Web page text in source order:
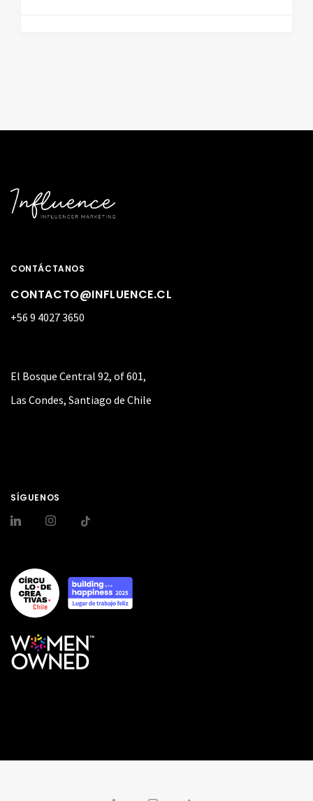
CONTÁCTANOS
CONTACTO@INFLUENCE.CL
+56 9 4027 3650
El Bosque Central 92, of 601,
Las Condes, Santiago de Chile
SÍGUENOS